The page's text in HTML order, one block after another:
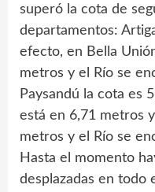
superó la cota de
departamentos:
efecto, en Bella
metros y el Río se
Paysandú la cota es
está en 6,71 metros
metros y el Río se
Hasta el momento
desplazadas en todo